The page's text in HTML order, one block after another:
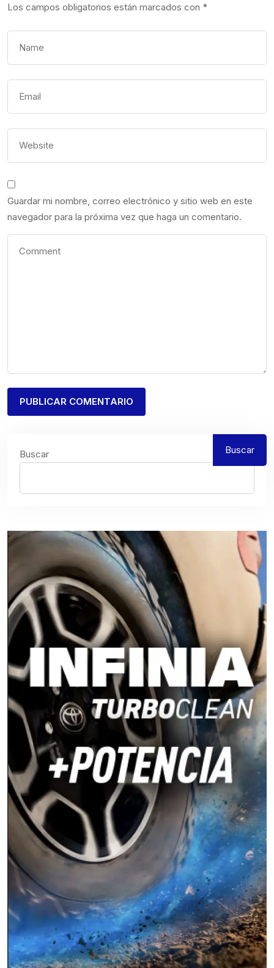
Los campos obligatorios están marcados con *
Guardar mi nombre, correo electrónico y sitio web en este
navegador para la próxima vez que haga un comentario.
Buscar Buscar